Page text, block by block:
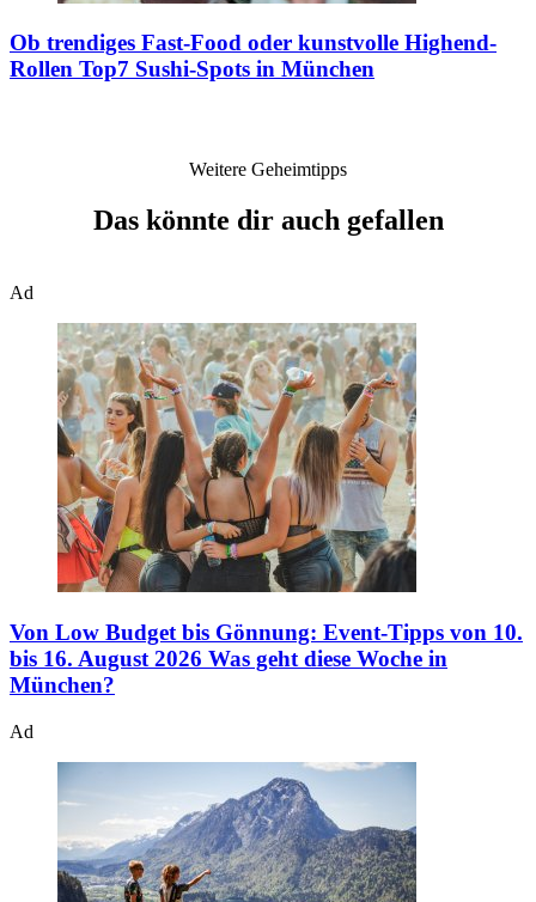
Ob trendiges Fast-Food oder kunstvolle Highend-
Rollen Top7 Sushi-Spots in München
Weitere Geheimtipps
Das könnte dir auch gefallen
Ad
Von Low Budget bis Gönnung: Event-Tipps von 10.
bis 16. August 2026 Was geht diese Woche in
München?
Ad